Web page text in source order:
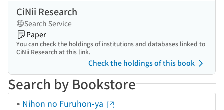
CiNii Research
Search Service
Paper
You can check the holdings of institutions and databases linked to
CiNii Research at this link.
Check the holdings of this book
Search by Bookstore
Nihon no Furuhon-ya